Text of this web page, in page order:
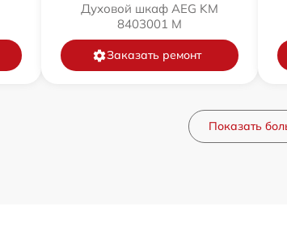
Духовой шкаф AEG KM
8403001 M
Заказать ремонт
Показать